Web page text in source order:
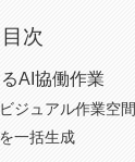
目次
AI協働作業
ジュアル作業空間
一括生成